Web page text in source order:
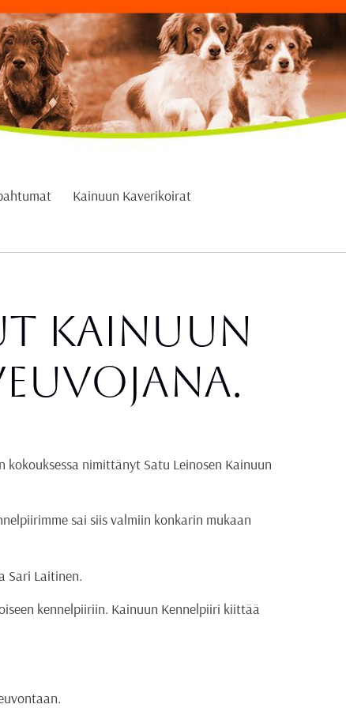
Kainuun Kaverikoirat
Kainuun
nimittänyt Satu Leinosen Kainuun
sai siis valmiin konkarin mukaan
Sari Laitinen.
kennelpiiriin. Kainuun Kennelpiiri kiittää